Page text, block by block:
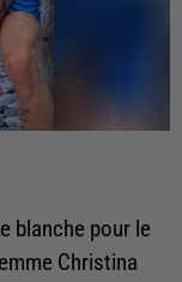
blanche pour le
Christina